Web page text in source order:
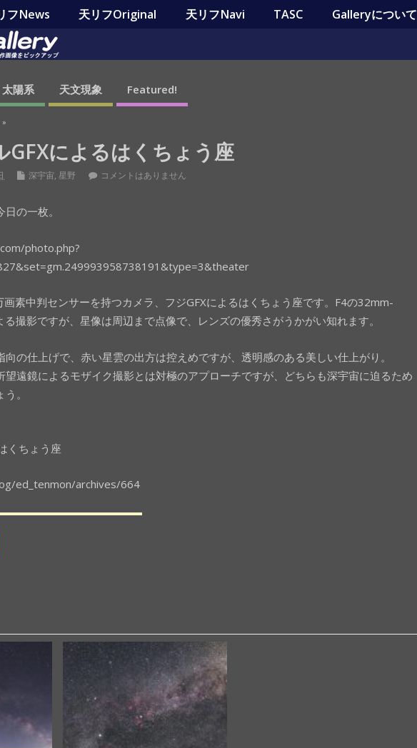
フNews 天リフOriginal 天リフNavi TASC Galleryについて
太陽系 天文現象 Featured!
»
GFXによるはくちょう座
深宇宙,星野 コメントはありません
の一枚。
photo.php?
素中判センサーを持つカメラ、フジGFXによるはくちょう座です。F4の32mm-
撮影ですが、星像は周辺まで点像で、レンズの優秀さがうかがい知れます。
の仕上げで、赤い星雲の出方は控えめですが、透明感のある美しい仕上がり。
望遠鏡によるモザイク撮影とは対極のアプローチですが、どちらも深宇宙に迫るため
。
くちょう座
ed_tenmon/archives/664